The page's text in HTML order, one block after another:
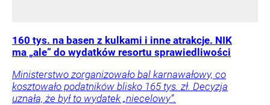
160 tys. na basen z kulkami i inne atrakcje. NIK
ma „ale” do wydatków resortu sprawiedliwości
Ministerstwo zorganizowało bal karnawałowy, co
kosztowało podatników blisko 165 tys. zł. Decyzja
uznała, że był to wydatek „niecelowy”.